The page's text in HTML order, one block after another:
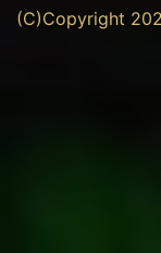
(C)Copyright